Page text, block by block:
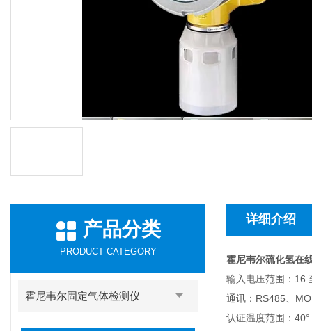
产品分类
PRODUCT CATEGORY
霍尼韦尔固定气体检测仪
详细介绍
霍尼韦尔硫化氢在
输入电压范围：16
通讯：RS485、
认证温度范围：